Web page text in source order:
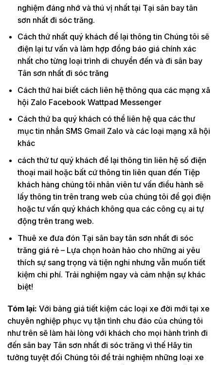
nghiệm đáng nhớ và thú vị nhất tại Tại sân bay tân
sơn nhất đi sóc trăng.
Cách thứ nhất quý khách để lại thông tin Chúng tôi sẽ
điện lại tư vấn và làm hợp đồng báo giá chính xác
nhất cho từng loại trình di chuyển đến và đi sân bay
Tân sơn nhất đi sóc trăng
Cách thứ hai biết cách liên hệ thông qua các mạng xã
hội Zalo Facebook Wattpad Messenger
Cách thứ ba quý khách có thể liên hệ qua các thư
mục tin nhắn SMS Gmail Zalo và các loại mạng xã hội
khác
cách thứ tư quý khách để lại thông tin liên hệ số điện
thoại mail hoặc bất cứ thông tin liên quan đến Tiệp
khách hàng chúng tôi nhân viên tư vấn điều hành sẽ
lấy thông tin trên trang web của chúng tôi để gọi điện
hoặc tư vấn quý khách không qua các công cụ ai tự
động trên trang web.
Thuê xe đưa đón Tại sân bay tân sơn nhất đi sóc
trăng giá rẻ – Lựa chọn hoàn hảo cho những ai yêu
thích sự sang trọng và tiện nghi nhưng vẫn muốn tiết
kiệm chi phí. Trải nghiệm ngay và cảm nhận sự khác
biệt!
Tóm lại: Với bảng giá tiết kiệm các loại xe đời mới tại xe
chuyên nghiệp phục vụ tận tình chu đáo của chúng tôi
như trên sẽ làm hài lòng với khách cho mọi hành trình đi
đến sân bay Tân sơn nhất đi sóc trăng vì thế Hãy tin
tưởng tuyệt đối Chúng tôi để trải nghiệm những loại xe